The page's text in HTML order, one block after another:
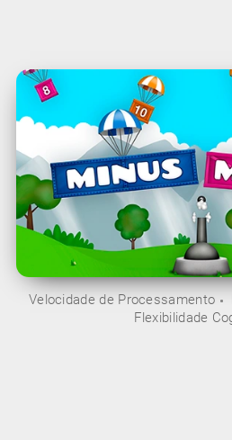
Velocidade de Processamento
Flexibilidade